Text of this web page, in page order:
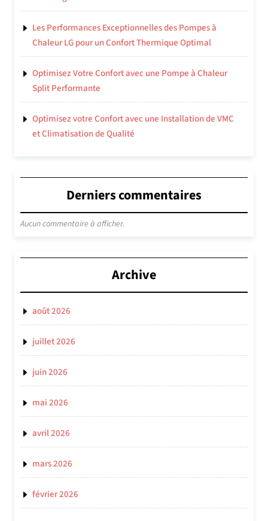
Les Performances Exceptionnelles des Pompes à
Chaleur LG pour un Confort Thermique Optimal
Optimisez Votre Confort avec une Pompe à Chaleur
Split Performante
Optimisez votre Confort avec une Installation de VMC
et Climatisation de Qualité
Derniers commentaires
Aucun commentaire à afficher.
Archive
août 2026
juillet 2026
juin 2026
mai 2026
avril 2026
mars 2026
février 2026